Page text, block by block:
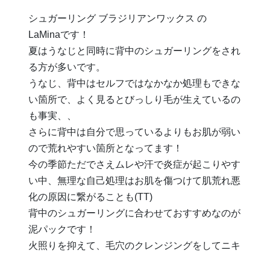
シュガーリング ブラジリアンワックス の
LaMinaです！
夏はうなじと同時に背中のシュガーリングをされ
る方が多いです。
うなじ、背中はセルフではなかなか処理もできな
い箇所で、よく見るとびっしり毛が生えているの
も事実、、
さらに背中は自分で思っているよりもお肌が弱い
ので荒れやすい箇所となってます！
今の季節ただでさえムレや汗で炎症が起こりやす
い中、無理な自己処理はお肌を傷つけて肌荒れ悪
化の原因に繋がることも(TT)
背中のシュガーリングに合わせておすすめなのが
泥パックです！
火照りを抑えて、毛穴のクレンジングをしてニキ